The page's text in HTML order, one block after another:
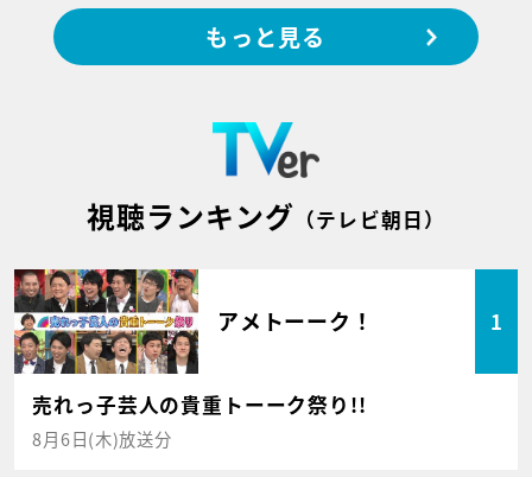
もっと見る
視聴ランキング （テレビ朝日）
アメトーーク！ 1
売れっ子芸人の貴重トーーク祭り!!
8月6日(木)放送分